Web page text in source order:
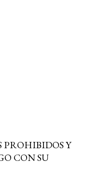
PROHIBIDOS Y
CON SU